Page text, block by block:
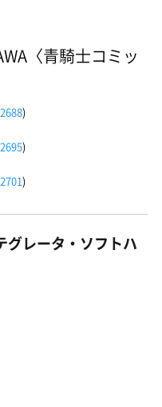
〈青騎士コミッ
)
)
)
レータ・ソフトハ